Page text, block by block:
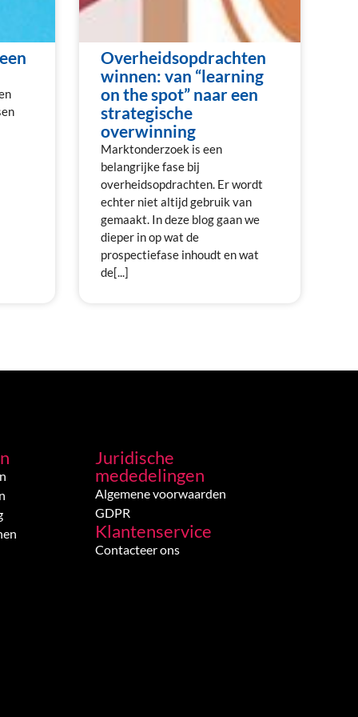
Overheidsopdrachten
winnen: van “learning
on the spot” naar een
strategische
overwinning
Marktonderzoek is een
belangrijke fase bij
overheidsopdrachten. Er wordt
echter niet altijd gebruik van
gemaakt. In deze blog gaan we
dieper in op wat de
prospectiefase inhoudt en wat
de[...]
Juridische
mededelingen
Algemene voorwaarden
GDPR
Klantenservice
Contacteer ons